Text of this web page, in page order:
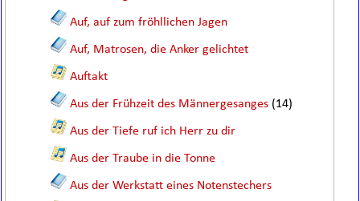
Auf, auf zum fröhllichen Jagen
Auf, Matrosen, die Anker gelichtet
Auftakt
Aus der Frühzeit des Männergesanges (14)
Aus der Tiefe ruf ich Herr zu dir
Aus der Traube in die Tonne
Aus der Werkstatt eines Notenstechers